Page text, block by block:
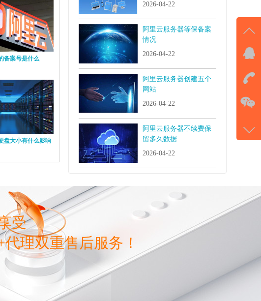
备案号是什么
盘大小有什么影响
2026-04-22
阿里云服务器等保备案
情况
2026-04-22
阿里云服务器创建五个
网站
2026-04-22
阿里云服务器不续费保
留多久数据
2026-04-22
受
理双重售后服务！
QQ
击
177-